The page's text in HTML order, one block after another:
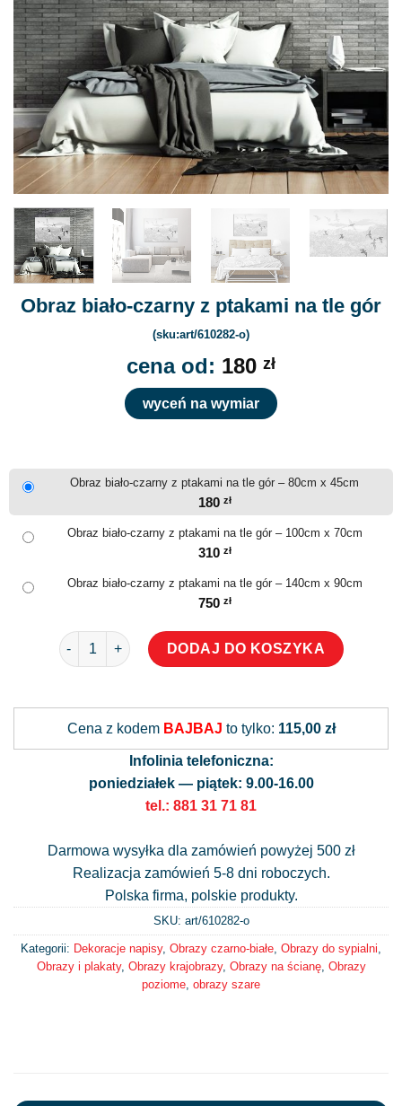
Obraz biało-czarny z ptakami na tle gór
(sku:art/610282-o)
cena od: 180 zł
wyceń na wymiar
Obraz biało-czarny z ptakami na tle gór – 80cm x 45cm
180 zł
Obraz biało-czarny z ptakami na tle gór – 100cm x 70cm
310 zł
Obraz biało-czarny z ptakami na tle gór – 140cm x 90cm
750 zł
ilość Obraz biało-czarny z ptakami na tle gór
DODAJ DO KOSZYKA
Cena z kodem BAJBAJ to tylko: 115,00 zł
Infolinia telefoniczna:
poniedziałek — piątek: 9.00-16.00
tel.: 881 31 71 81
Darmowa wysyłka dla zamówień powyżej 500 zł
Realizacja zamówień 5-8 dni roboczych.
Polska firma, polskie produkty.
SKU: art/610282-o
Kategorii: Dekoracje napisy, Obrazy czarno-białe Obrazy do sypialni
Obrazy i plakaty, Obrazy krajobrazy, Obrazy na ścianę, Obrazy
poziome obrazy szare